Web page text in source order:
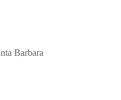
Barbara